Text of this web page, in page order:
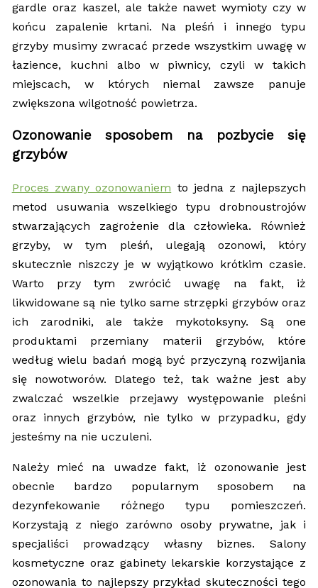
gardle oraz kaszel, ale także nawet wymioty czy w
końcu zapalenie krtani. Na pleśń i innego typu
grzyby musimy zwracać przede wszystkim uwagę w
łazience, kuchni albo w piwnicy, czyli w takich
miejscach, w których niemal zawsze panuje
zwiększona wilgotność powietrza.
Ozonowanie sposobem na pozbycie się
grzybów
Proces zwany ozonowaniem to jedna z najlepszych
metod usuwania wszelkiego typu drobnoustrojów
stwarzających zagrożenie dla człowieka. Również
grzyby, w tym pleśń, ulegają ozonowi, który
skutecznie niszczy je w wyjątkowo krótkim czasie.
Warto przy tym zwrócić uwagę na fakt, iż
likwidowane są nie tylko same strzępki grzybów oraz
ich zarodniki, ale także mykotoksyny. Są one
produktami przemiany materii grzybów, które
według wielu badań mogą być przyczyną rozwijania
się nowotworów. Dlatego też, tak ważne jest aby
zwalczać wszelkie przejawy występowanie pleśni
oraz innych grzybów, nie tylko w przypadku, gdy
jesteśmy na nie uczuleni.
Należy mieć na uwadze fakt, iż ozonowanie jest
obecnie bardzo popularnym sposobem na
dezynfekowanie różnego typu pomieszczeń.
Korzystają z niego zarówno osoby prywatne, jak i
specjaliści prowadzący własny biznes. Salony
kosmetyczne oraz gabinety lekarskie korzystające z
ozonowania to najlepszy przykład skuteczności tego